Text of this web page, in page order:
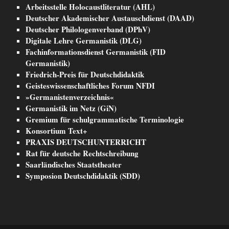
Arbeitsstelle Holocaustliteratur (AHL)
Deutscher Akademischer Austauschdienst (DAAD)
Deutscher Philologenverband (DPhV)
Digitale Lehre Germanistik (DLG)
Fachinformationsdienst Germanistik (FID
Germanistik)
Friedrich-Preis für Deutschdidaktik
Geisteswissenschaftliches Forum NFDI
»Germanistenverzeichnis«
Germanistik im Netz (GiN)
Gremium für schulgrammatische Terminologie
Konsortium Text+
PRAXIS DEUTSCHUNTERRICHT
Rat für deutsche Rechtschreibung
Saarländisches Staatstheater
Symposion Deutschdidaktik (SDD)